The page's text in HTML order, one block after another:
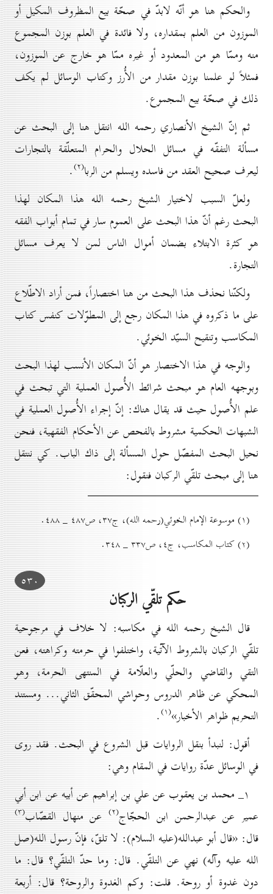
والحكم هنا هو أنّه لابدّ في صحّة بيع المظروف المكيل أو
الموزون من العلم بمقداره، ولا فائدة في العلم بوزن المجموع
منه وممّا هو من المعدود أو غيره ممّا هو خارج عن الموزون،
فمثلاً لو علمنا بوزن مقدار من الأُرز وكتاب الوسائل لم يكف
ذلك في صحّة بيع المجموع.
ثم إنّ الشيخ الأنصاري رحمه الله انتقل هنا إلى البحث عن
مسألة التفقّه في مسائل الحلال والحرام المتعلّقة بالتجارات
ليعرف صحيح العقد من فاسده ويسلم من الربا(۲) .
ولعلّ السبب لاختيار الشيخ رحمه الله هذا المكان لهذا
البحث رغم أنّ هذا البحث على العموم سار في تمام أبواب الفقه
هو كثرة الابتلاء بضمان أموال الناس لمن لا يعرف مسائل
التجارة.
ولكنّنا نحذف هذا البحث من هنا اختصاراً، فمن أراد الاطّلاع
على ما ذكروه في هذا المكان رجع إلى المطوّلات كنفس كتاب
المكاسب وتنقيح السيّد الخوئي.
والوجه في هذا الاختصار هو أنّ المكان الأنسب لهذا البحث
وبوجهه العام هو مبحث شرائط الأُصول العملية التي تبحث في
علم الأُصول حيث قد يقال هناك: إنّ إجراء الأُصول العملية في
الشبهات الحكمية مشروط بالفحص عن الأحكام الفقهية، فنحن
نحيل البحث المفصّل حول المسألة إلى ذاك الباب. كي ننتقل
هنا إلى مبحث تلقّي الركبان فنقول:
(۱) موسوعة الإمام الخوئي(رحمه الله)، ج۳۷، ص٤۸۷ _ ٤۸۸.
(۲) کتاب المكاسب، ج٤، ص۳۳۷ _ ۳٤۸.
٥۳٠
حكم تلقّي الركبان
قال الشيخ رحمه الله في مكاسبه: لا خلاف في مرجوحية
تلقّي الركبان بالشروط الآتية، واختلفوا في حرمته وكراهته، فعن
التقي والقاضي والحلّي والعلّامة في المنتهى الحرمة، وهو
المحكي عن ظاهر الدروس وحواشي المحقّق الثاني... ومستند
التحريم ظواهر الأخبار»(۱) .
أقول: لنبدأ بنقل الروايات قبل الشروع في البحث. فقد روى
في الوسائل عدّة روايات في المقام وهي:
۱_ محمد بن يعقوب عن علي بن إبراهيم عن أبيه عن ابن أبي
عمير عن عبدالرحمن ابن الحجّاج(۲) عن منهال القصّاب(۳)
قال: «قال أبو عبدالله(عليه السلام): لا تلقّ، فإنّ رسول الله(صل
الله عليه وآله) نهي عن التلقّي. قال: وما حدّ التلقّي؟ قال: ما
دون غدوة أو روحة. قلت: وكم الغدوة والروحة؟ قال: أربعة